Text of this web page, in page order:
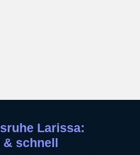
Larissa:
schnell